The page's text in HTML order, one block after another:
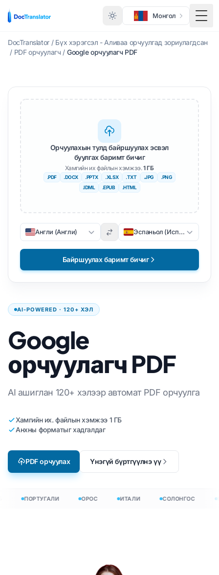
Монгол
DocTranslator / Бүх хэрэгсэл - Аливаа орчуулгад зориулагдсан
/ PDF орчуулагч / Google орчуулагч PDF
AI-POWERED · 120+ ХЭЛ
Google
орчуулагч PDF
AI ашиглан 120+ хэлээр автомат PDF орчуулга
Хамгийн их. файлын хэмжээ 1 ГБ
Анхны форматыг хадгалдаг
PDF орчуулах Үнэгүй бүртгүүлнэ үү
Орчуулахын тулд байршуулах эсвэл
буулгах баримт бичиг
Хамгийн их файлын хэмжээ.1 ГБ
.PDF .DOCX .PPTX .XLSX .TXT .JPG
.PNG
.IDML
.EPUB .HTML
Англи (Англи) Эспаньол (Испани)
Байршуулах баримт бичиг
ПОРТУГАЛИ ОРОС ИТАЛИ СОЛОНГОС